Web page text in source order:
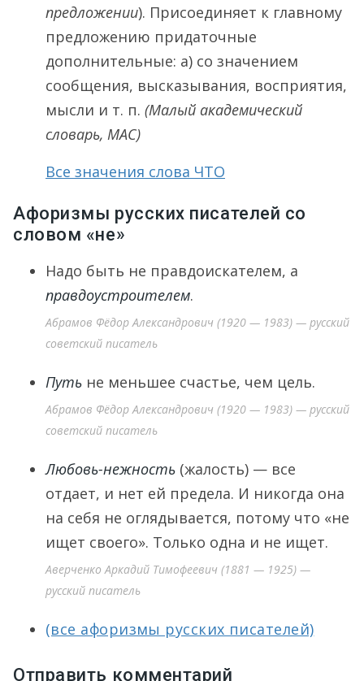
предложении). Присоединяет к главному
предложению придаточные
дополнительные: а) со значением
сообщения, высказывания, восприятия,
мысли и т. п. (Малый академический
словарь, МАС)
Все значения слова ЧТО
Афоризмы русских писателей со
словом «не»
Надо быть не правдоискателем, а
правдоустроителем.
Абрамов Фёдор Александрович (1920 — 1983) — русский
советский писатель
Путь не меньшее счастье, чем цель.
Абрамов Фёдор Александрович (1920 — 1983) — русский
советский писатель
Любовь-нежность (жалость) — все
отдает, и нет ей предела. И никогда она
на себя не оглядывается, потому что «не
ищет своего». Только одна и не ищет.
Аверченко Аркадий Тимофеевич (1881 — 1925) —
русский писатель
(все афоризмы русских писателей)
Отправить комментарий